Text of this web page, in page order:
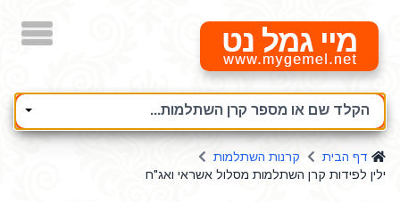
מיי גמל נט
הקלד שם או מספר קרן השתלמות...
דף הבית
קרנות השתלמות
ילין לפידות קרן השתלמות מסלול אשראי ואג"ח